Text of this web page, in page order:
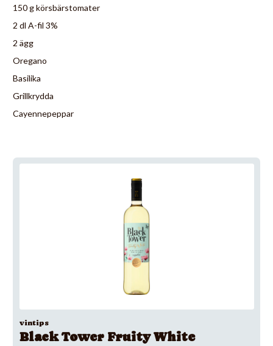
150 g körsbärstomater
2 dl A-fil 3%
2 ägg
Oregano
Basilika
Grillkrydda
Cayennepeppar
vintips
Black Tower Fruity White